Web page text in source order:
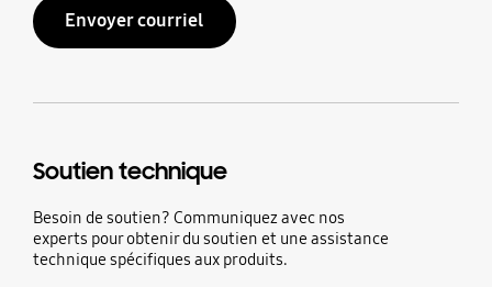
Envoyer courriel
Soutien technique
Besoin de soutien? Communiquez avec nos
experts pour obtenir du soutien et une assistance
technique spécifiques aux produits.